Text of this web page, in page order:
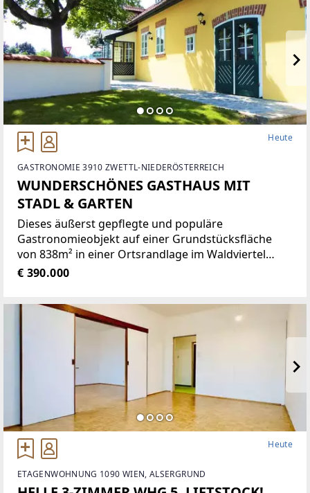
Heute
GASTRONOMIE 3910 ZWETTL-NIEDERÖSTERREICH
WUNDERSCHÖNES GASTHAUS MIT
STADL & GARTEN
Dieses äußerst gepflegte und populäre
Gastronomieobjekt auf einer Grundstücksfläche
von 838m² in einer Ortsrandlage im Waldviertel
bietet eine Vielzahl von Nutzungsmöglichkeiten wie
€ 390.000
Heute
ETAGENWOHNUNG 1090 WIEN, ALSERGRUND